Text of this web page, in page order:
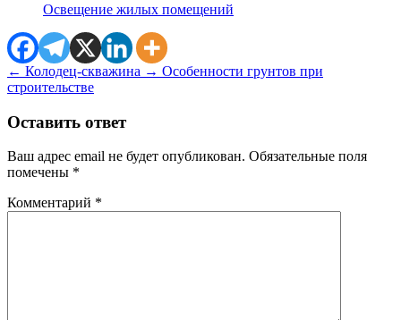
Освещение жилых помещений
← Колодец-скважина → Особенности грунтов при
строительстве
Оставить ответ
Ваш адрес email не будет опубликован. Обязательные поля
помечены *
Комментарий *